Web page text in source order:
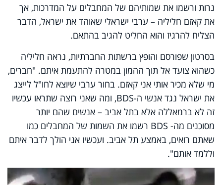
נרות ורשמו את שמותיהם של המחבלים על המדרכות, אך
את קאזם חליליה – ערבי ישראלי שאוהד את ישראל, הדבר
הצליח להרגיז והוא החליט להגיב בהתאם.
בסרטון שפורסם והופץ ברשתות החברתיות, נראה חליליה
כשהוא צועד אל תוך ההמון במטרה להתעמת איתם. "חברים,
מי שלא מכיר אותי אני קאזם. בחור ערבי שיוצא לחו"ל לייצג
את ישראל נגד אנשי ה-BDS, ומה שאני רוצה שתראו עכשיו
זה לא ברמאללה אלא בתל אביב – אנשים שהם יותר
מסוכנים מה- BDS רשמו את השמות של המחבלים כמו
שאתם רואים, באמצע תל אביב. ועכשיו אני הולך לדבר איתם
וללמד אותם".